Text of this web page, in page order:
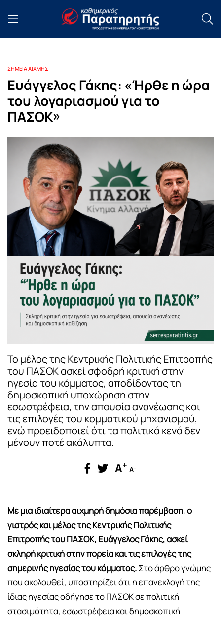
ΣΗΜΕΙΑ ΑΙΧΜΗΣ
Ευάγγελος Γάκης: «Ήρθε η ώρα
του λογαριασμού για το
ΠΑΣΟΚ»
Το μέλος της Κεντρικής Πολιτικής Επιτροπής
του ΠΑΣΟΚ ασκεί σφοδρή κριτική στην
ηγεσία του κόμματος, αποδίδοντας τη
δημοσκοπική υποχώρηση στην
εσωστρέφεια, την απουσία ανανέωσης και
τις επιλογές του κομματικού μηχανισμού,
ενώ προειδοποιεί ότι τα πολιτικά κενά δεν
μένουν ποτέ ακάλυπτα.
A+ A-
Με μια ιδιαίτερα αιχμηρή δημόσια παρέμβαση, ο
γιατρός και μέλος της Κεντρικής Πολιτικής
Επιτροπής του ΠΑΣΟΚ, Ευάγγελος Γάκης, ασκεί
σκληρή κριτική στην πορεία και τις επιλογές της
σημερινής ηγεσίας του κόμματος.Στο άρθρο γνώμης
που ακολουθεί, υποστηρίζει ότι η επανεκλογή της
ίδιας ηγεσίας οδήγησε το ΠΑΣΟΚ σε πολιτική
στασιμότητα, εσωστρέφεια και δημοσκοπική